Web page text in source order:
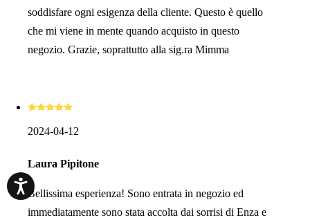
soddisfare ogni esigenza della cliente. Questo è quello
che mi viene in mente quando acquisto in questo
negozio. Grazie, soprattutto alla sig.ra Mimma
2024-04-12
Laura Pipitone
Bellissima esperienza! Sono entrata in negozio ed
immediatamente sono stata accolta dai sorrisi di Enza e